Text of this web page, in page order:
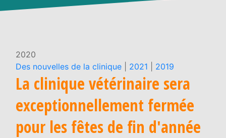
2020
Des nouvelles de la clinique
2021 2019
La clinique vétérinaire sera
exceptionnellement fermée
pour les fêtes de fin d'année